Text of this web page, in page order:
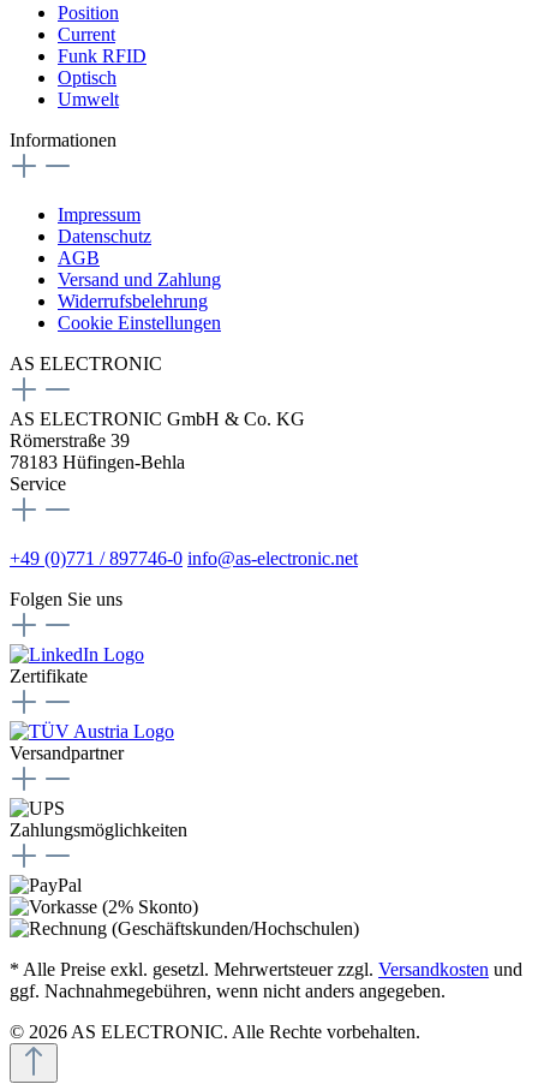
Position
Current
Funk RFID
Optisch
Umwelt
Informationen
Impressum
Datenschutz
AGB
Versand und Zahlung
Widerrufsbelehrung
Cookie Einstellungen
AS ELECTRONIC
AS ELECTRONIC GmbH & Co. KG
Römerstraße 39
78183 Hüfingen-Behla
Service
+49 (0)771 / 897746-0 info@as-electronic.net
Folgen Sie uns
Zertifikate
Versandpartner
Zahlungsmöglichkeiten
* Alle Preise exkl. gesetzl. Mehrwertsteuer zzgl. Versandkosten und
ggf. Nachnahmegebühren, wenn nicht anders angegeben.
© 2026 AS ELECTRONIC. Alle Rechte vorbehalten.